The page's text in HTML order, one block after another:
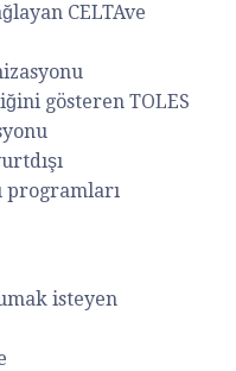
CELTAve
gösteren TOLES
isteyen